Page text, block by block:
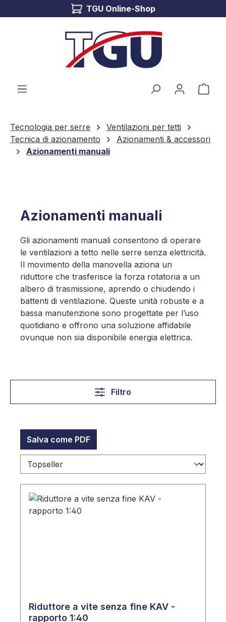
Passa al contenuto principaleTGU Online-Shop
Il
Tecnologia per serre
Ventilazioni per tetti
Tecnica di azionamento
Azionamenti & accessori
Azionamenti manuali
Azionamenti manuali
Gli azionamenti manuali consentono di operare
le ventilazioni a tetto nelle serre senza elettricità.
Il movimento della manovella aziona un
riduttore che trasferisce la forza rotatoria a un
albero di trasmissione, aprendo o chiudendo i
battenti di ventilazione. Queste unità robuste e a
bassa manutenzione sono progettate per l’uso
quotidiano e offrono una soluzione affidabile
ovunque non sia disponibile energia elettrica.
Filtro
Salva come PDF
Riduttore a vite senza fine KAV -
rapporto 1:40